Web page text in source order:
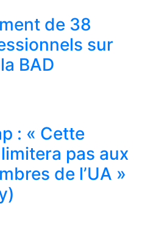
de 38
sur
BAD
: « Cette
pas aux
de l’UA »